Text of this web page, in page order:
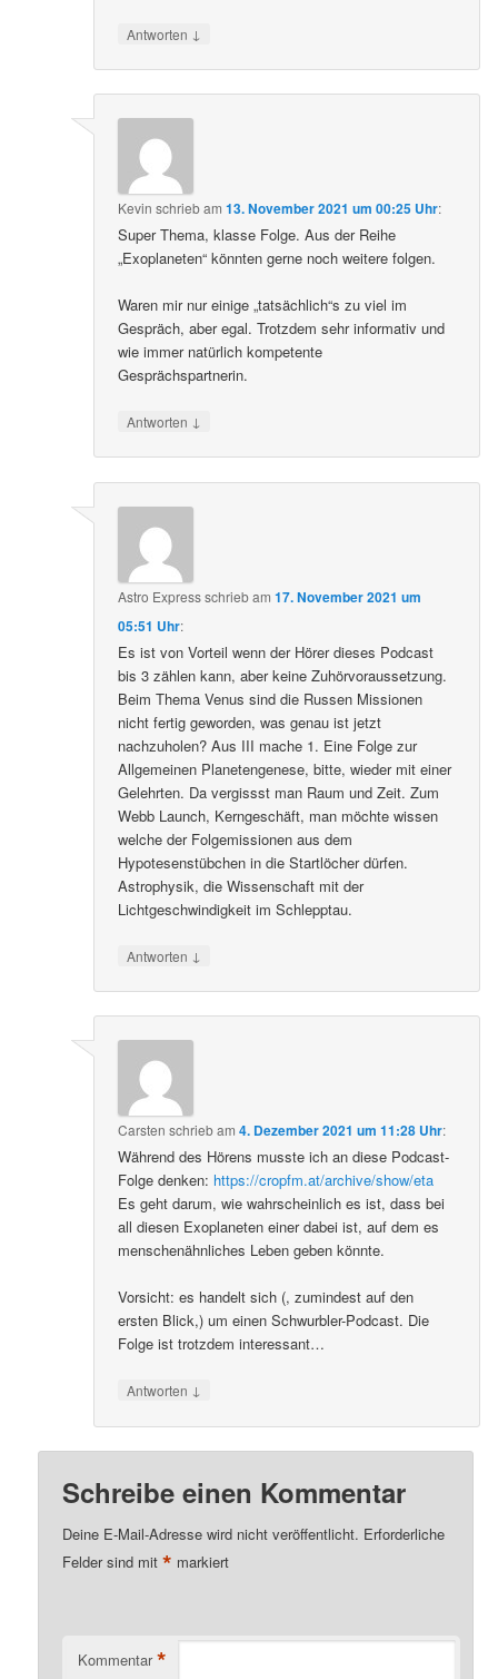
Antworten ↓
Kevin schriebam13. November 2021 um 00:25 Uhr:
Super Thema, klasse Folge. Aus der Reihe
„Exoplaneten“ könnten gerne noch weitere folgen.
Waren mir nur einige „tatsächlich“s zu viel im
Gespräch, aber egal. Trotzdem sehr informativ und
wie immer natürlich kompetente
Gesprächspartnerin.
Antworten ↓
Astro Expressschriebam17. November 2021 um
05:51 Uhr:
Es ist von Vorteil wenn der Hörer dieses Podcast
bis 3 zählen kann, aber keine Zuhörvoraussetzung.
Beim Thema Venus sind die Russen Missionen
nicht fertig geworden, was genau ist jetzt
nachzuholen? Aus III mache 1. Eine Folge zur
Allgemeinen Planetengenese, bitte, wieder mit einer
Gelehrten. Da vergissst man Raum und Zeit. Zum
Webb Launch, Kerngeschäft, man möchte wissen
welche der Folgemissionen aus dem
Hypotesenstübchen in die Startlöcher dürfen.
Astrophysik, die Wissenschaft mit der
Lichtgeschwindigkeit im Schlepptau.
Antworten ↓
Carsten schriebam4. Dezember 2021 um 11:28 Uhr:
Während des Hörens musste ich an diese Podcast-
Folge denken: https://cropfm.at/archive/show/eta
Es geht darum, wie wahrscheinlich es ist, dass bei
all diesen Exoplaneten einer dabei ist, auf dem es
menschenähnliches Leben geben könnte.
Vorsicht: es handelt sich (, zumindest auf den
ersten Blick,) um einen Schwurbler-Podcast. Die
Folge ist trotzdem interessant…
Antworten ↓
Schreibe einen Kommentar
Deine E-Mail-Adresse wird nicht veröffentlicht. Erforderliche
Felder sind mit* markiert
Kommentar *